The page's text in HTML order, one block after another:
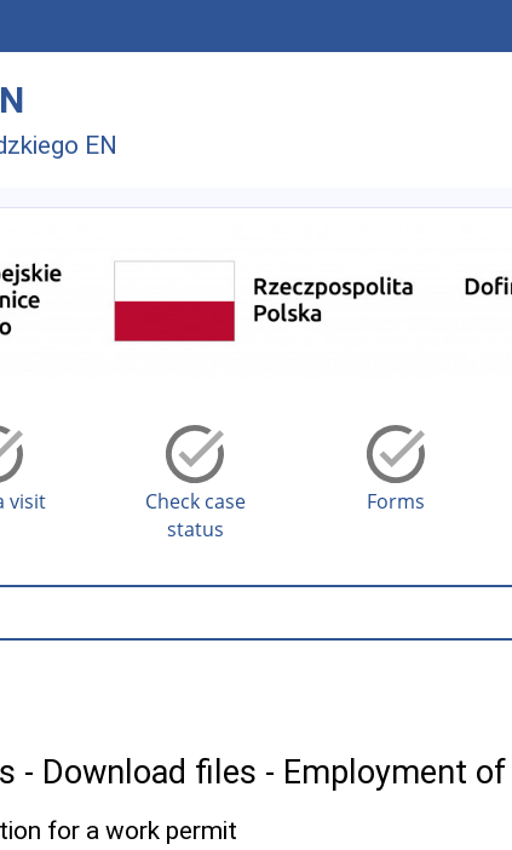
EN
visit
Check case
status
Forms
- Download files - Employment
for a work permit